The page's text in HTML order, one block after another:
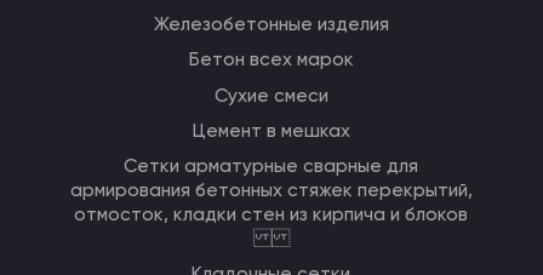
Железобетонные изделия
Бетон всех марок
Сухие смеси
Цемент в мешках
Сетки арматурные сварные для
армирования бетонных стяжек перекрытий,
отмосток, кладки стен из кирпича и блоков